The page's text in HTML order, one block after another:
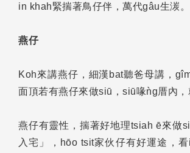
in khah緊揣著鳥仔伴，萬代gâu生湠。
燕仔
Koh來講燕仔，細漢bat聽爸母講，
面頂若有燕仔來做siū，siū喙ǹg厝內，
燕仔有靈性，揣著好地理tsiah ē來做
入宅」，hōo tsit家伙仔有好運途，